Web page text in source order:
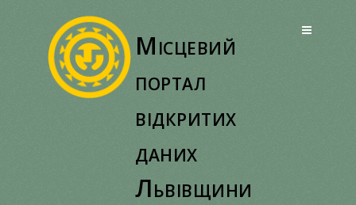
Місцевий
портал
відкритих
даних
Львівщини